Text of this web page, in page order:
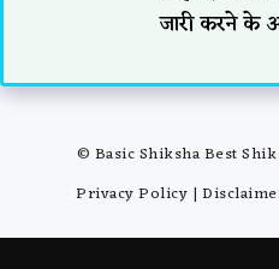
जारी करने
© Basic Shiksha Best
Privacy Policy |